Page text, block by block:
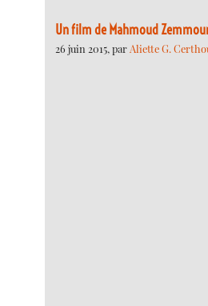
Un film de Mahmoud
26 juin 2015, parAliette G.